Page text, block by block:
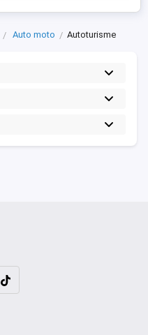
Auto moto Autoturisme